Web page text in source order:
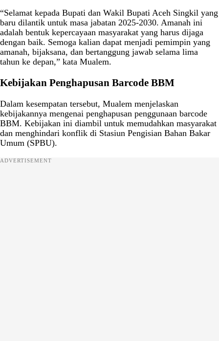
“Selamat kepada Bupati dan Wakil Bupati Aceh Singkil yang
baru dilantik untuk masa jabatan 2025-2030. Amanah ini
adalah bentuk kepercayaan masyarakat yang harus dijaga
dengan baik. Semoga kalian dapat menjadi pemimpin yang
amanah, bijaksana, dan bertanggung jawab selama lima
tahun ke depan,” kata Mualem.
Kebijakan Penghapusan Barcode BBM
Dalam kesempatan tersebut, Mualem menjelaskan
kebijakannya mengenai penghapusan penggunaan barcode
BBM. Kebijakan ini diambil untuk memudahkan masyarakat
dan menghindari konflik di Stasiun Pengisian Bahan Bakar
Umum (SPBU).
ADVERTISEMENT